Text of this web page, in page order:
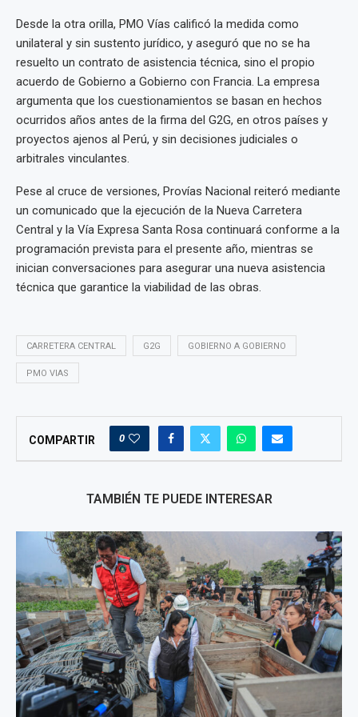
Desde la otra orilla, PMO Vías calificó la medida como
unilateral y sin sustento jurídico, y aseguró que no se ha
resuelto un contrato de asistencia técnica, sino el propio
acuerdo de Gobierno a Gobierno con Francia. La empresa
argumenta que los cuestionamientos se basan en hechos
ocurridos años antes de la firma del G2G, en otros países y
proyectos ajenos al Perú, y sin decisiones judiciales o
arbitrales vinculantes.
Pese al cruce de versiones, Provías Nacional reiteró mediante
un comunicado que la ejecución de la Nueva Carretera
Central y la Vía Expresa Santa Rosa continuará conforme a la
programación prevista para el presente año, mientras se
inician conversaciones para asegurar una nueva asistencia
técnica que garantice la viabilidad de las obras.
CARRETERA CENTRAL G2G GOBIERNO A GOBIERNO
PMO VIAS
COMPARTIR 0
TAMBIÉN TE PUEDE INTERESAR